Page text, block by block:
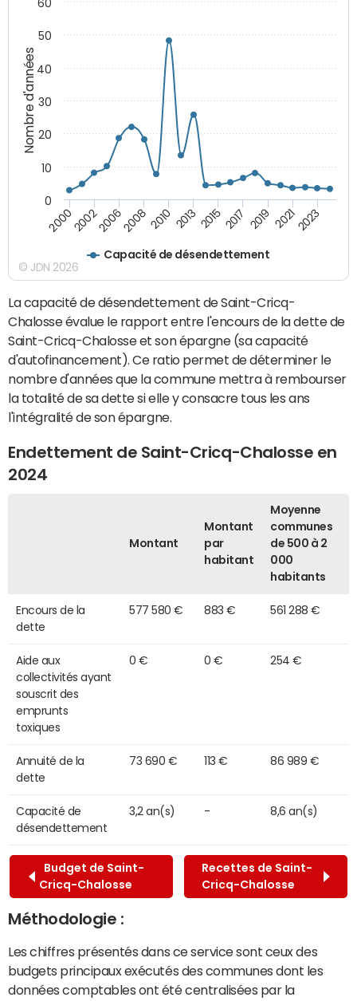
Nombre d'années
Capacité de désendettement
20002002200620082010 2013 2015 2017 2019 20212023
0
10
20
30
40
50
60
© JDN 2026
La capacité de désendettement de Saint-Cricq-
Chalosse évalue le rapport entre l'encours de la dette de
Saint-Cricq-Chalosse et son épargne (sa capacité
d'autofinancement). Ce ratio permet de déterminer le
nombre d'années que la commune mettra à rembourser
la totalité de sa dette si elle y consacre tous les ans
l'intégralité de son épargne.
Endettement de Saint-Cricq-Chalosse en
2024
Montant
Montant
par
habitant
Moyenne
communes
de 500 à 2
000
habitants
Encours de la
dette
577 580 € 883 € 561 288 €
Aide aux
collectivités ayant
souscrit des
emprunts
toxiques
0 € 0 € 254 €
Annuité de la
dette
73 690 € 113 € 86 989 €
Capacité de
désendettement
3,2 an(s) - 8,6 an(s)
Budget de Saint-
Cricq-Chalosse
Recettes de Saint-
Cricq-Chalosse
Méthodologie :
Les chiffres présentés dans ce service sont ceux des
budgets principaux exécutés des communes dont les
données comptables ont été centralisées par la